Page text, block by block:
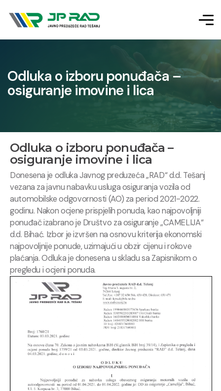
Odluka o izboru ponuđača –
osiguranje imovine i lica
Odluka o izboru ponuđača –
osiguranje imovine i lica
Donesena je odluka Javnog preduzeća „RAD“ d.d. Tešanj
vezana za javnu nabavku usluga osiguranja vozila od
automobilske odgovornosti (AO) za period 2021-2022.
godinu. Nakon ocjene prispjelih ponuda, kao najpovoljniji
ponuđač izabrano je Društvo za osiguranje „CAMELIJA“
d.d. Bihać. Izbor je izvršen na osnovu kriterija ekonomski
najpovoljnije ponude, uzimajući u obzir cijenu i rokove
plaćanja. Odluka je donesena u skladu sa Zapisnikom o
pregledu i ocjeni ponuda.